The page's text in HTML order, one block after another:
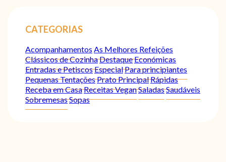
CATEGORIAS
Acompanhamentos As Melhores Refeições
Clássicos de CozinhaDestaqueEconómicas
Entradas e PetiscosEspecialPara principiantes
Pequenas TentaçõesPrato PrincipalRápidas
Receba em CasaReceitas VeganSaladasSaudáveis
SobremesasSopas